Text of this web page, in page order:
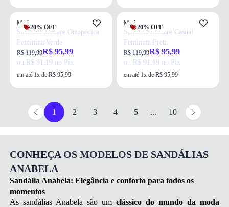
20% OFF
Modare
Sandalia Modare Ortopédica
Feminina Verde
R$ 119,99R$ 95,99
ou R$ 91,19 no Pix
em até 1x de R$ 95,99
20% OFF
Modare
Sandália Modare Casual
Feminina Preta
R$ 119,99R$ 95,99
ou R$ 91,19 no Pix
em até 1x de R$ 95,99
1 2 3 4 5 ... 10
CONHEÇA OS MODELOS DE SANDÁLIAS
ANABELA
Sandália Anabela: Elegância e conforto para todos os
momentos
As sandálias Anabela são umclássico do mundo da moda